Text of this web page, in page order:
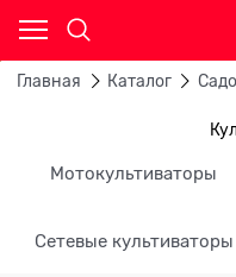
Главная Каталог
Мотокультиваторы
Сетевые культиваторы